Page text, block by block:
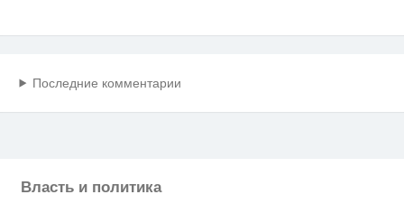
Последние комментарии
Власть и политика